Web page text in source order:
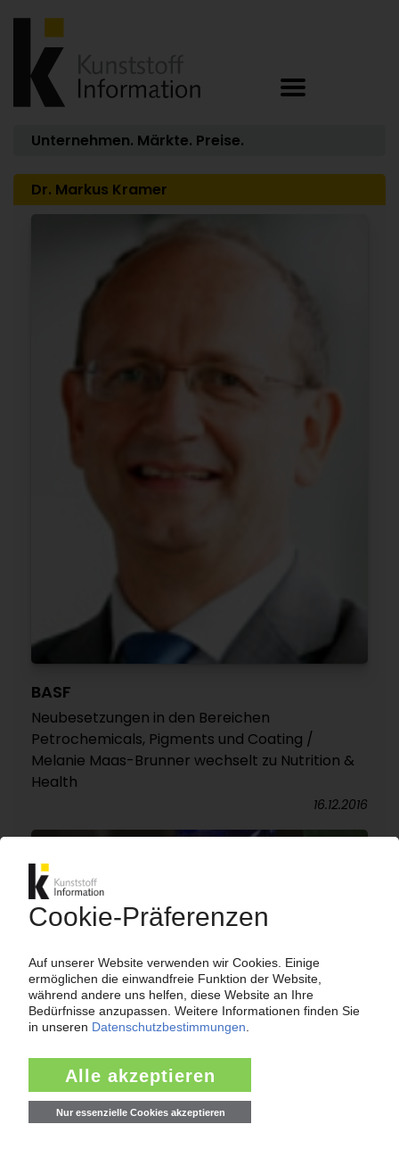
Unternehmen. Märkte. Preise.
Dr. Markus Kramer
BASF
Neubesetzungen in den Bereichen
Petrochemicals, Pigments und Coating /
Melanie Maas-Brunner wechselt zu Nutrition &
Health
16.12.2016
BASF